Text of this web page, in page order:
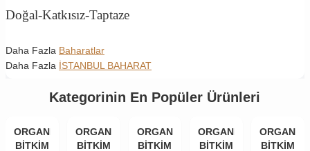
Doğal-Katkısız-Taptaze
Daha Fazla Baharatlar
Daha Fazla İSTANBUL BAHARAT
Kategorinin En Popüler Ürünleri
ORGANİK
BİTKİM
ORGANİK
BİTKİM
ORGANİK
BİTKİM
ORGANİK
BİTKİM
ORGANİK
BİTKİM